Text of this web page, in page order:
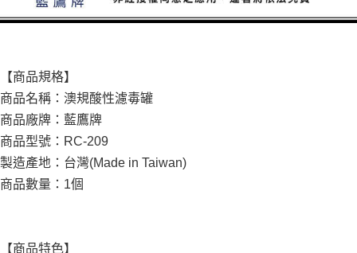
【商品規格】
商品名稱：澳規酸性濾毒罐
商品廠牌：藍鷹牌
商品型號：RC-209
製造產地：台灣(Made in Taiwan)
商品數量：1個
【商品特色】